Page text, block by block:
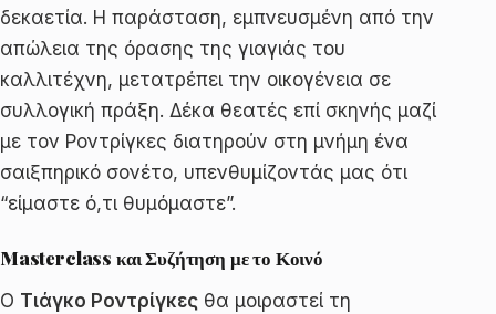
δεκαετία. Η παράσταση, εμπνευσμένη από την
απώλεια της όρασης της γιαγιάς του
καλλιτέχνη, μετατρέπει την οικογένεια σε
συλλογική πράξη. Δέκα θεατές επί σκηνής μαζί
με τον Ροντρίγκες διατηρούν στη μνήμη ένα
σαιξπηρικό σονέτο, υπενθυμίζοντάς μας ότι
“είμαστε ό,τι θυμόμαστε”.
Masterclass και Συζήτηση με το Κοινό
Ο Τιάγκο Ροντρίγκες θα μοιραστεί τη